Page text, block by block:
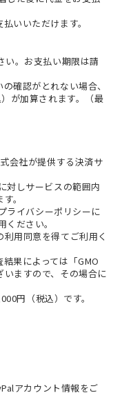
いいただけます。
い。お支払い期限は請
確認がとれない場合、
が加算されます。（最
会社が提供する決済サ
に対しサービスの範囲内
。
ライバシーポリシーに
ださい。
用同意を得てご利用く
果によっては「GMO
ますので、その場合に
円（税込）です。
アカウント情報をご